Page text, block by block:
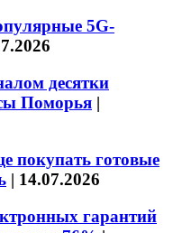
5G-
десятки
Поморья |
покупать готовые
| 14.07.2026
гарантий